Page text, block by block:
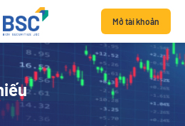
Mở tài khoản